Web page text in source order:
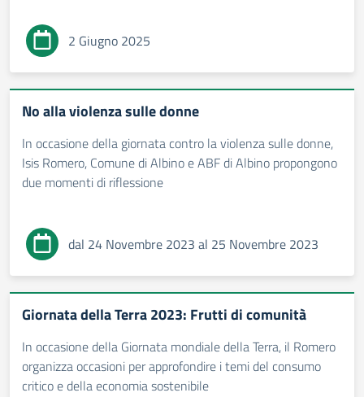
2 Giugno 2025
No alla violenza sulle donne
In occasione della giornata contro la violenza sulle donne,
Isis Romero, Comune di Albino e ABF di Albino propongono
due momenti di riflessione
dal 24 Novembre 2023 al 25 Novembre 2023
Giornata della Terra 2023: Frutti di comunità
In occasione della Giornata mondiale della Terra, il Romero
organizza occasioni per approfondire i temi del consumo
critico e della economia sostenibile